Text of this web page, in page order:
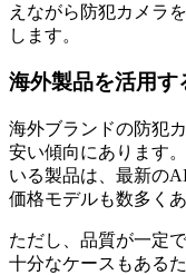
えながら防犯カメラ
します。
海外製品を活用す
海外ブランドの防犯
安い傾向にあります
いる製品は、最新の
価格モデルも数多くあ
ただし、品質が一定
十分なケースもある